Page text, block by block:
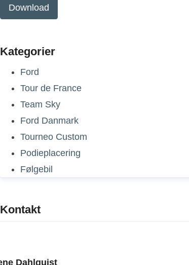
Download
Kategorier
Ford
Tour de France
Team Sky
Ford Danmark
Tourneo Custom
Podieplacering
Følgebil
Kontakt
Dahlquist